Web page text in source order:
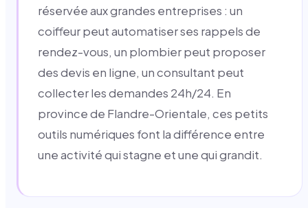
réservée aux grandes entreprises : un
coiffeur peut automatiser ses rappels de
rendez-vous, un plombier peut proposer
des devis en ligne, un consultant peut
collecter les demandes 24h/24. En
province de Flandre-Orientale, ces petits
outils numériques font la différence entre
une activité qui stagne et une qui grandit.